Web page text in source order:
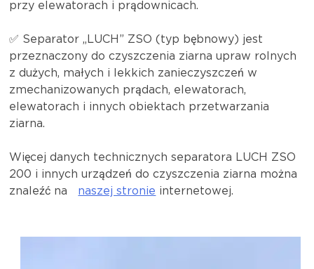
przy elewatorach i prądownicach.
✅ Separator „LUCH” ZSO (typ bębnowy) jest
przeznaczony do czyszczenia ziarna upraw rolnych
z dużych, małych i lekkich zanieczyszczeń w
zmechanizowanych prądach, elewatorach,
elewatorach i innych obiektach przetwarzania
ziarna.
Więcej danych technicznych separatora LUCH ZSO
200 i innych urządzeń do czyszczenia ziarna można
znaleźć na
naszej stronie internetowej.